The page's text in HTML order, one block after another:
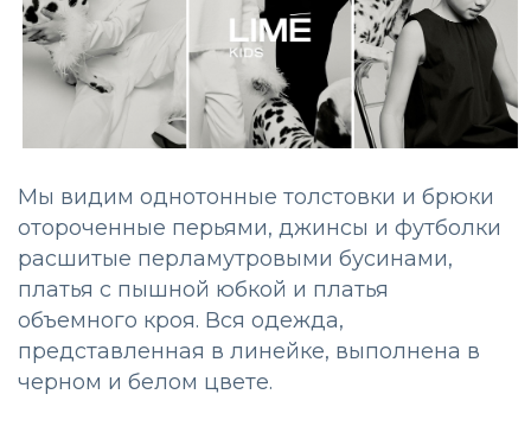
Мы видим однотонные толстовки и брюки
отороченные перьями, джинсы и футболки
расшитые перламутровыми бусинами,
платья с пышной юбкой и платья
объемного кроя. Вся одежда,
представленная в линейке, выполнена в
черном и белом цвете.